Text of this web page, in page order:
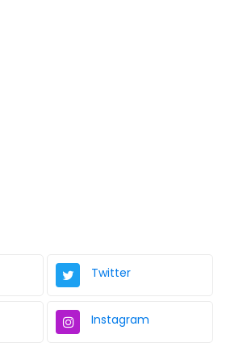
Twitter
Instagram